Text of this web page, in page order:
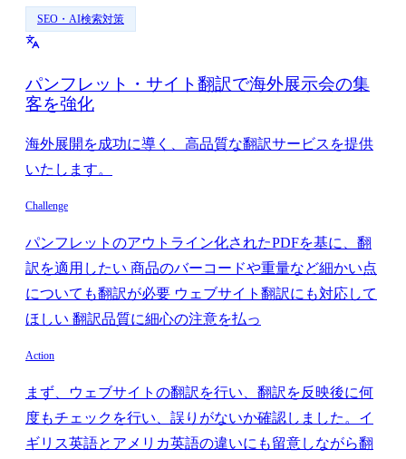
SEO・AI検索対策
パンフレット・サイト翻訳で海外展示会の集
客を強化
海外展開を成功に導く、高品質な翻訳サービスを提供
いたします。
Challenge
パンフレットのアウトライン化されたPDFを基に、翻
訳を適用したい 商品のバーコードや重量など細かい点
についても翻訳が必要 ウェブサイト翻訳にも対応して
ほしい 翻訳品質に細心の注意を払っ
Action
まず、ウェブサイトの翻訳を行い、翻訳を反映後に何
度もチェックを行い、誤りがないか確認しました。イ
ギリス英語とアメリカ英語の違いにも留意しながら翻